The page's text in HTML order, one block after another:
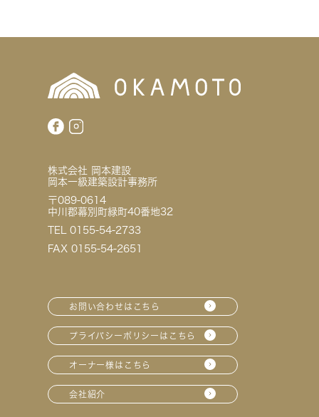
株式会社 岡本建設
岡本一級建築設計事務所
〒089-0614
中川郡幕別町緑町40番地32
TEL 0155-54-2733
FAX 0155-54-2651
お問い合わせはこちら
プライバシーポリシーはこちら
オーナー様はこちら
会社紹介